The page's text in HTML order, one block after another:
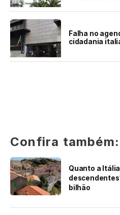
Falha no
cidadania
Confira também:
Quanto a
bilhão